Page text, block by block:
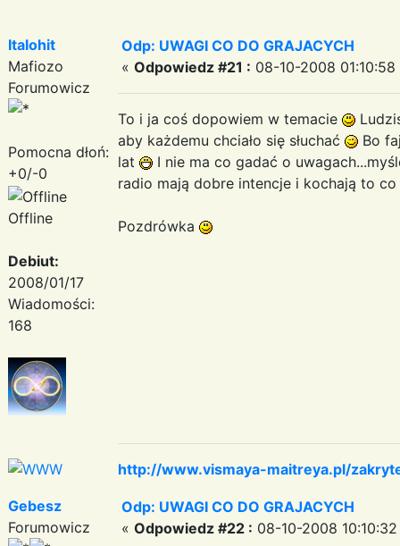
Italohit
Mafiozo
Forumowicz
Pomocna dłoń:
+0/-0
Offline
Debiut:
2008/01/17
Wiadomości:
168
Odp: UWAGI CO DO GRAJACYCH
« Odpowiedz #21 : 08-10-2008 01:10:58
To i ja coś dopowiem w temacie
aby każdemu chciało się słuchać
Bo
lat
I nie ma co gadać o
radio mają dobre intencje i kochają to
Pozdrówka
http://www.vismaya-maitreya.pl/
Gebesz
Forumowicz
Odp: UWAGI CO DO GRAJACYCH
« Odpowiedz #22 : 08-10-2008